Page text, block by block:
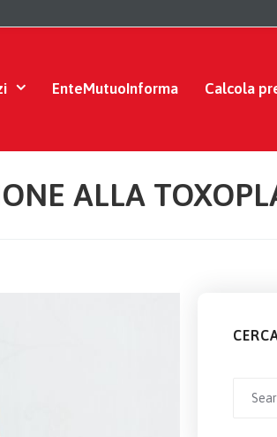
EnteMutuoInforma Calcola
ALLA